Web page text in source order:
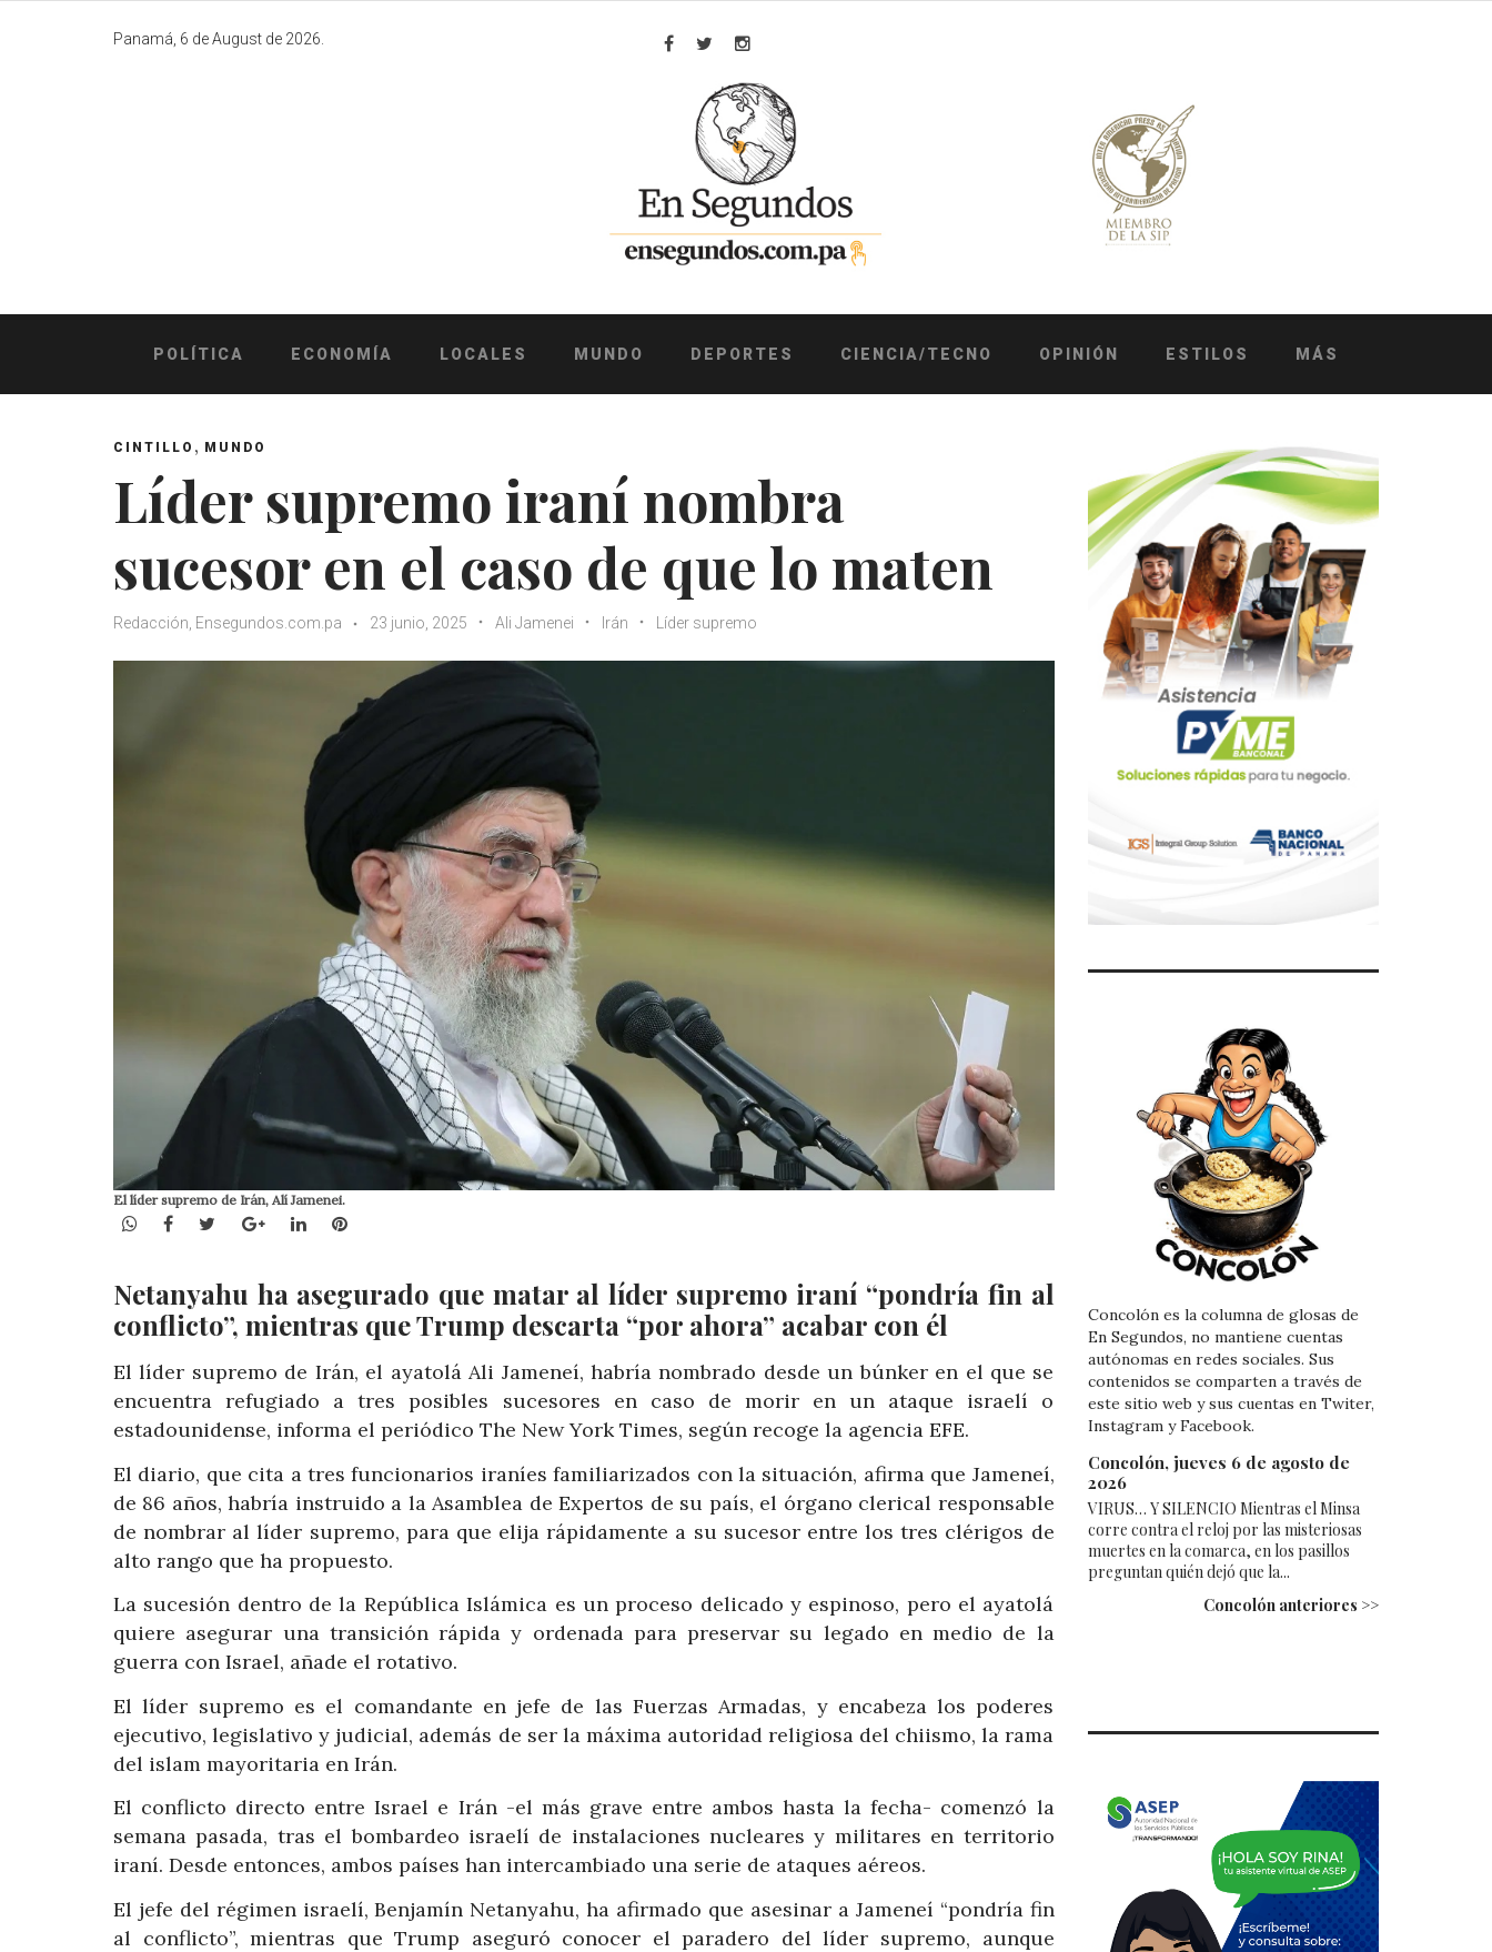
Panamá, 6 de August de 2026.
Facebook
TwitterInstagram
POLÍTICA ECONOMÍA LOCALES MUNDO DEPORTES CIENCIA/TECNO OPINIÓN ESTILOS MÁS
CINTILLO , MUNDO
Líder supremo iraní nombra
sucesor en el caso de que lo maten
Redacción, Ensegundos.com.pa 23 junio, 2025 Ali Jamenei Irán Líder supremo
El líder supremo de Irán, Alí Jamenei.
WhatsApp
Facebook
TwitterGoogle+LinkedInPinterest
Netanyahu ha asegurado que matar al líder supremo iraní “pondría fin al
conflicto”, mientras que Trump descarta “por ahora” acabar con él
El líder supremo de Irán, el ayatolá Ali Jameneí, habría nombrado desde un búnker en el que se
encuentra refugiado a tres posibles sucesores en caso de morir en un ataque israelí o
estadounidense, informa el periódico The New York Times, según recoge la agencia EFE.
El diario, que cita a tres funcionarios iraníes familiarizados con la situación, afirma que Jameneí,
de 86 años, habría instruido a la Asamblea de Expertos de su país, el órgano clerical responsable
de nombrar al líder supremo, para que elija rápidamente a su sucesor entre los tres clérigos de
alto rango que ha propuesto.
La sucesión dentro de la República Islámica es un proceso delicado y espinoso, pero el ayatolá
quiere asegurar una transición rápida y ordenada para preservar su legado en medio de la
guerra con Israel, añade el rotativo.
El líder supremo es el comandante en jefe de las Fuerzas Armadas, y encabeza los poderes
ejecutivo, legislativo y judicial, además de ser la máxima autoridad religiosa del chiismo, la rama
del islam mayoritaria en Irán.
El conflicto directo entre Israel e Irán -el más grave entre ambos hasta la fecha- comenzó la
semana pasada, tras el bombardeo israelí de instalaciones nucleares y militares en territorio
iraní. Desde entonces, ambos países han intercambiado una serie de ataques aéreos.
El jefe del régimen israelí, Benjamín Netanyahu, ha afirmado que asesinar a Jameneí “pondría fin
al conflicto”, mientras que Trump aseguró conocer el paradero del líder supremo, aunque
Concolón es la columna de glosas de
En Segundos, no mantiene cuentas
autónomas en redes sociales. Sus
contenidos se comparten a través de
este sitio web y sus cuentas en Twiter,
Instagram y Facebook.
Concolón, jueves 6 de agosto de
2026
VIRUS… Y SILENCIO Mientras el Minsa
corre contra el reloj por las misteriosas
muertes en la comarca, en los pasillos
preguntan quién dejó que la...
Concolón anteriores >>